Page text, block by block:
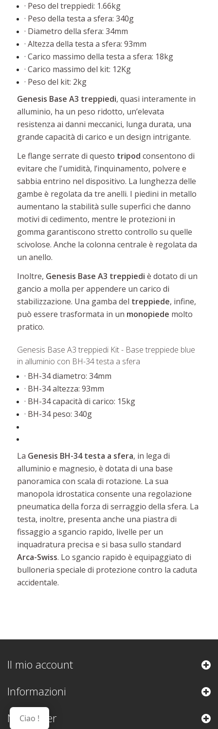
· Peso del treppiedi: 1.66kg
· Peso della testa a sfera: 340g
· Diametro della sfera: 34mm
· Altezza della testa a sfera: 93mm
· Carico massimo della testa a sfera: 18kg
· Carico massimo del kit: 12Kg
· Peso del kit: 2kg
Genesis Base A3 treppiedi, quasi interamente in
alluminio, ha un peso ridotto, un’elevata
resistenza ai danni meccanici, lunga durata, una
grande capacità di carico e un design intrigante.
Le flange serrate di questo tripod consentono di
evitare che l'umidità, l’inquinamento, polvere e
sabbia entrino nel dispositivo. La lunghezza delle
gambe è regolata da tre anelli. I piedini in metallo
aumentano la stabilità sulle superfici che danno
motivi di cedimento, mentre le protezioni in
gomma garantiscono stretto controllo su quelle
scivolose. Anche la colonna centrale è regolata da
un anello.
Inoltre, Genesis Base A3 treppiedi è dotato di un
gancio a molla per appendere un carico di
stabilizzazione. Una gamba del treppiede, infine,
può essere trasformata in un monopiede molto
pratico.
Genesis Base A3 treppiedi Kit - Base treppiede blue
in alluminio con BH-34 testa a sfera
· BH-34 diametro: 34mm
· BH-34 altezza: 93mm
· BH-34 capacità di carico: 15kg
· BH-34 peso: 340g
La Genesis BH-34 testa a sfera, in lega di
alluminio e magnesio, è dotata di una base
panoramica con scala di rotazione. La sua
manopola idrostatica consente una regolazione
pneumatica della forza di serraggio della sfera. La
testa, inoltre, presenta anche una piastra di
fissaggio a sgancio rapido, livelle per un
inquadratura precisa e si basa sullo standard
Arca-Swiss. Lo sgancio rapido è equipaggiato di
bulloneria speciale di protezione contro la caduta
accidentale.
Il mio account
Informazioni
Newsletter
Ciao !